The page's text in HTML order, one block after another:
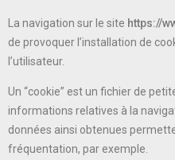
La navigation sur le site https://
de provoquer l’installation de
l’utilisateur.
Un “cookie” est un fichier de
informations relatives à la
données ainsi obtenues
fréquentation, par exemple.